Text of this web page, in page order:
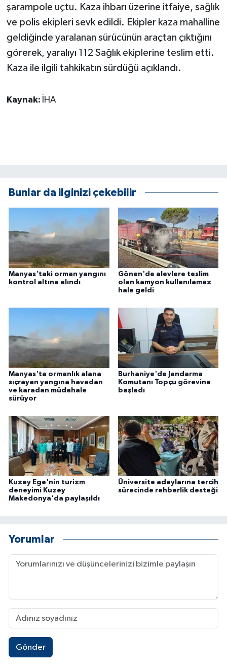
şarampole uçtu. Kaza ihbarı üzerine itfaiye, sağlık
ve polis ekipleri sevk edildi. Ekipler kaza mahalline
geldiğinde yaralanan sürücünün araçtan çıktığını
görerek, yaralıyı 112 Sağlık ekiplerine teslim etti.
Kaza ile ilgili tahkikatın sürdüğü açıklandı.
Kaynak: İHA
Bunlar da ilginizi çekebilir
Manyas'taki orman yangını
kontrol altına alındı
Gönen'de alevlere teslim
olan kamyon kullanılamaz
hale geldi
Manyas'ta ormanlık alana
sıçrayan yangına havadan
ve karadan müdahale
sürüyor
Burhaniye'de Jandarma
Komutanı Topçu görevine
başladı
Kuzey Ege'nin turizm
deneyimi Kuzey
Makedonya'da paylaşıldı
Üniversite adaylarına tercih
sürecinde rehberlik desteği
Yorumlar
Gönder
MAGAZİN
Otomobil
POLİTİKA
Turizm
ÜLKE GÜNDEMİ
YAŞAM
YEREL